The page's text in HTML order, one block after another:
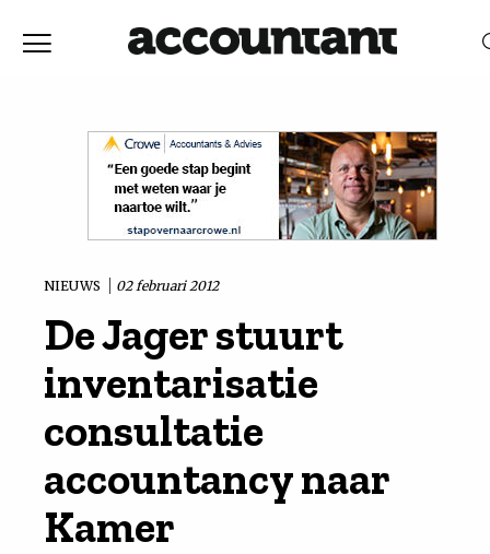
Vaktechniek
Achtergrond
NIEUWS 02 februari 2012
De Jager stuurt
inventarisatie
consultatie
accountancy naar
Kamer
RELEVANTIEDATUM